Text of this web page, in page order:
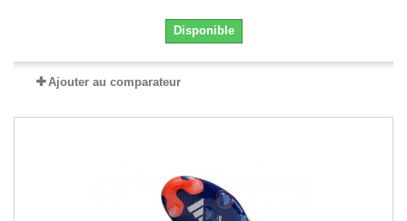
Disponible
Ajouter au comparateur